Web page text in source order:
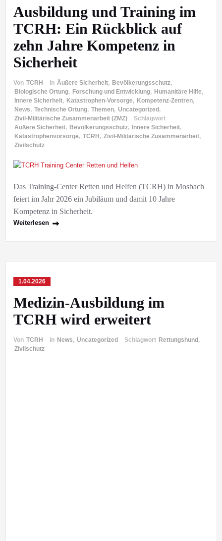
Ausbildung und Training im
TCRH: Ein Rückblick auf
zehn Jahre Kompetenz in
Sicherheit
Von TCRH in Äußere Sicherheit, Bevölkerungsschutz,
Biologische Ortung, Forschung und Entwicklung, Humanitäre Hilfe,
Innere Sicherheit, Katastrophen-Vorsorge, Kompetenz-Zentren,
News, Technische Ortung, Themen, Uncategorized,
Zivil-Militärische Zusammenarbeit (ZMZ)
Schlagwort
Äußere Sicherheit, Bevölkerungsschutz, Innere Sicherheit,
Katastrophenvorsorge, TCRH, Zivil-Militärische Zusammenarbeit,
Zivilschutz
Das Training-Center Retten und Helfen (TCRH) in Mosbach
feiert im Jahr 2026 ein Jubiläum und damit 10 Jahre
Kompetenz in Sicherheit.
Weiterlesen
1.04.2026
Medizin-Ausbildung im
TCRH wird erweitert
Von TCRH in News, Uncategorized Schlagwort Rettungshund,
Zivilschutz